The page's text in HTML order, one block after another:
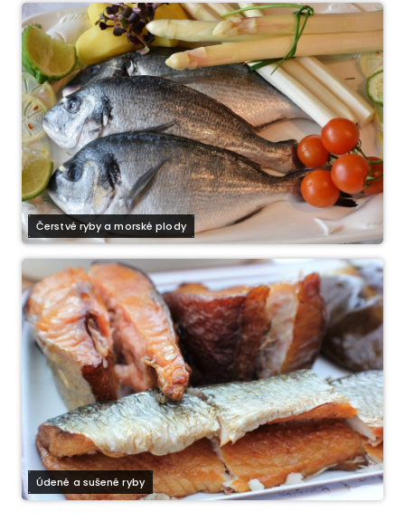
Čerstvé ryby a morské plody
Údené a sušené ryby